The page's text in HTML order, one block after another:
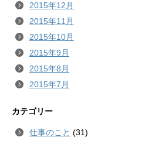
2015年12月
2015年11月
2015年10月
2015年9月
2015年8月
2015年7月
カテゴリー
仕事のこと (31)